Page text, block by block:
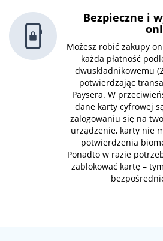
Bezpieczne i
Możesz robić zakupy
każda płatność
dwuskładnikowemu
potwierdzając
Paysera. W
dane karty cyfrowej
zalogowaniu się na
urządzenie, karty nie
potwierdzenia
Ponadto w razie
zablokować kartę –